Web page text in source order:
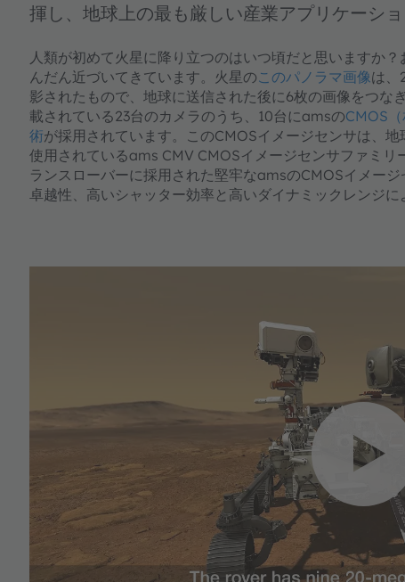
揮し、地球上の最も厳しい産業アプリケーショ
人類が初めて火星に降り立つのはいつ頃だと思いますか
んだん近づいてきています。火星のこのパノラマ画像は、
影されたもので、地球に送信された後に6枚の画像をつな
載されている23台のカメラのうち、10台にamsのCMOS
術が採用されています。このCMOSイメージセンサは、
使用されているams CMV CMOSイメージセンサファミ
ランスローバーに採用された堅牢なamsのCMOSイメージ
卓越性、高いシャッター効率と高いダイナミックレンジに
YouTube Video
読み込むには、お
が必要で
当社はサードパーティのサービ
アクティビティに関するデータ
ある動画コンテンツを埋め込み
し、この動画再生サービスに同
同意する